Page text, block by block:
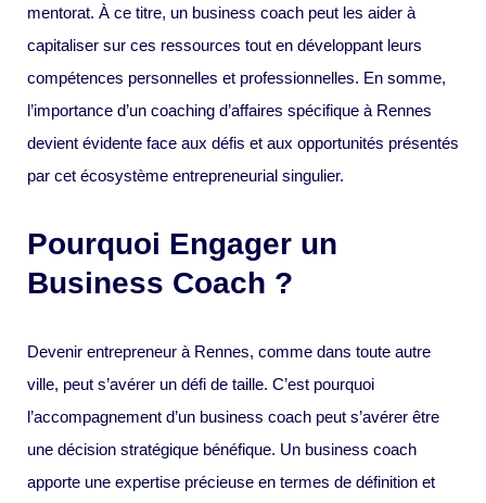
mentorat. À ce titre, un business coach peut les aider à
capitaliser sur ces ressources tout en développant leurs
compétences personnelles et professionnelles. En somme,
l’importance d’un coaching d’affaires spécifique à Rennes
devient évidente face aux défis et aux opportunités présentés
par cet écosystème entrepreneurial singulier.
Pourquoi Engager un
Business Coach ?
Devenir entrepreneur à Rennes, comme dans toute autre
ville, peut s’avérer un défi de taille. C’est pourquoi
l’accompagnement d’un business coach peut s’avérer être
une décision stratégique bénéfique. Un business coach
apporte une expertise précieuse en termes de définition et